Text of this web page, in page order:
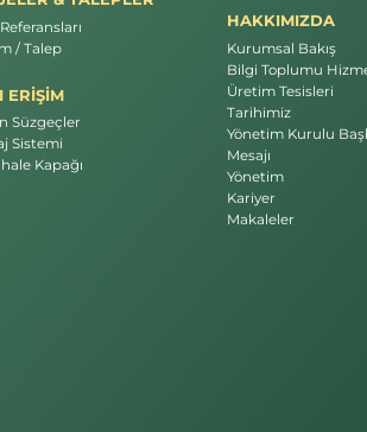
/ Talep
ERİŞİM
Süzgeçler
Sistemi
Kapağı
HAKKIMIZDA
Kurumsal Bakış
Bilgi Toplumu
Üretim Tesisleri
Tarihimiz
Yönetim Kurulu
Mesajı
Yönetim
Kariyer
Makaleler